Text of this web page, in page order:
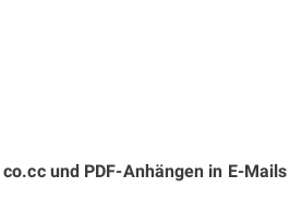
und PDF-Anhängen in E-Mails